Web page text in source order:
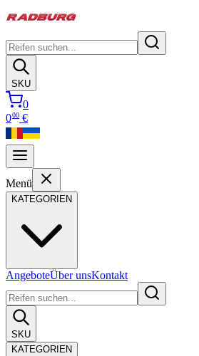
SKU
0
000 €
Menü
KATEGORIEN
AngeboteÜber unsKontakt
SKU
KATEGORIEN